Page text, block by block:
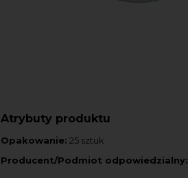
Atrybuty produktu
Opakowanie: 25 sztuk
Producent/Podmiot odpowiedzialny: